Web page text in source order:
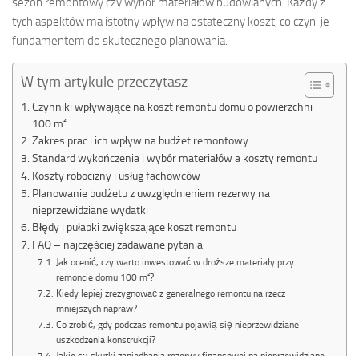
tych aspektów ma istotny wpływ na ostateczny koszt, co czyni je
fundamentem do skutecznego planowania.
W tym artykule przeczytasz
Czynniki wpływające na koszt remontu domu o powierzchni
100 m²
Zakres prac i ich wpływ na budżet remontowy
Standard wykończenia i wybór materiałów a koszty remontu
Koszty robocizny i usług fachowców
Planowanie budżetu z uwzględnieniem rezerwy na
nieprzewidziane wydatki
Błędy i pułapki zwiększające koszt remontu
FAQ – najczęściej zadawane pytania
Jak ocenić, czy warto inwestować w droższe materiały przy
remoncie domu 100 m²?
Kiedy lepiej zrezygnować z generalnego remontu na rzecz
mniejszych napraw?
Co zrobić, gdy podczas remontu pojawią się nieprzewidziane
uszkodzenia konstrukcji?